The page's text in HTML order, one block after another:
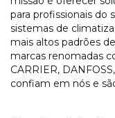
para profissionais do
sistemas de
mais altos padrões
marcas renomadas
CARRIER,
confiam em nós e